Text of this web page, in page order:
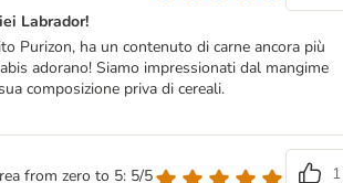
Labrador!
Purizon, ha un contenuto di carne ancora più
adorano! Siamo impressionati dal mangime
composizione priva di cereali.
from zero to 5: 5/5 1